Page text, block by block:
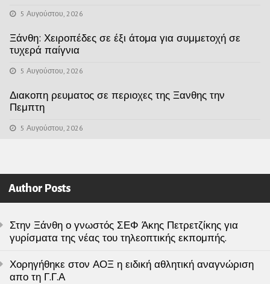
5 Αυγούστου, 2026
Ξάνθη: Χειροπέδες σε έξι άτομα για συμμετοχή σε
τυχερά παίγνια
5 Αυγούστου, 2026
Διακοπη ρευματος σε περιοχες της Ξανθης την
Πεμπτη
5 Αυγούστου, 2026
Author Posts
Στην Ξάνθη ο γνωστός ΣΕΦ Άκης Πετρετζίκης για
γυρίσματα της νέας του τηλεοπτικής εκπομπής.
Χορηγήθηκε στον ΑΟΞ η ειδική αθλητική αναγνώριση
απο τη Γ.Γ.Α